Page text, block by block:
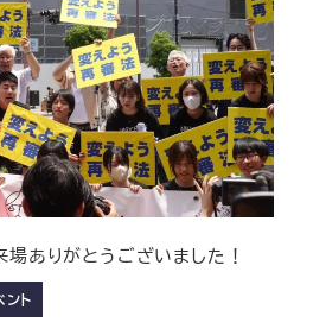
場ありがとうございました！
ント